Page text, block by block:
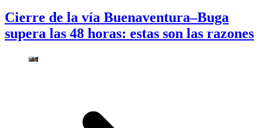
Cierre de la vía Buenaventura–Buga
supera las 48 horas: estas son las razones